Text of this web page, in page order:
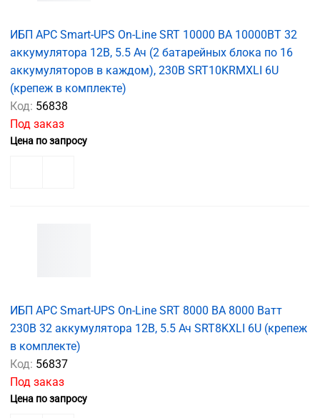
ИБП APC Smart-UPS On-Line SRT 10000 ВА 10000ВТ 32
аккумулятора 12В, 5.5 Ач (2 батарейных блока по 16
аккумуляторов в каждом), 230В SRT10KRMXLI 6U
(крепеж в комплекте)
Код: 56838
Под заказ
Цена по запросу
ИБП APC Smart-UPS On-Line SRT 8000 ВА 8000 Ватт
230В 32 аккумулятора 12В, 5.5 Ач SRT8KXLI 6U (крепеж
в комплекте)
Код: 56837
Под заказ
Цена по запросу